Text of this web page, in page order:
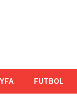
FUTBOL